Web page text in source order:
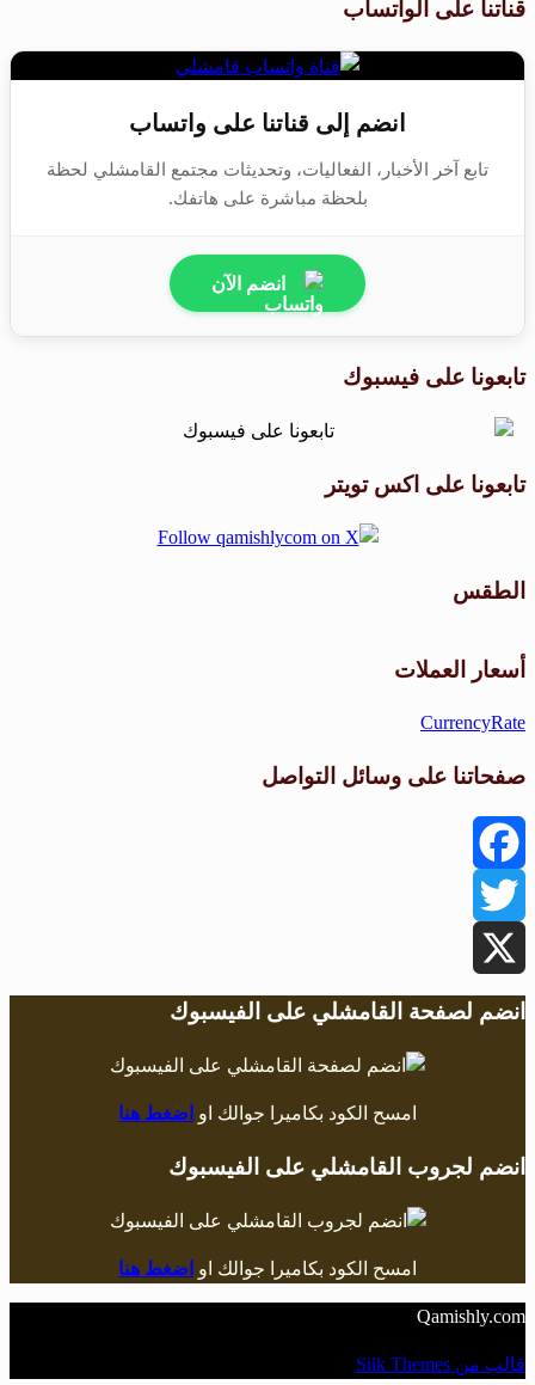
قناتنا على الواتساب
انضم إلى قناتنا على واتساب
تابع آخر الأخبار، الفعاليات، وتحديثات مجتمع القامشلي لحظة
بلحظة مباشرة على هاتفك.
انضم الآن
تابعونا على فيسبوك
تابعونا على اكس تويتر
الطقس
أسعار العملات
CurrencyRate
صفحاتنا على وسائل التواصل
Facebook
Twitter
X
انضم لصفحة القامشلي على الفيسبوك
امسح الكود بكاميرا جوالك او اضغط هنا
انضم لجروب القامشلي على الفيسبوك
امسح الكود بكاميرا جوالك او اضغط هنا
Qamishly.com
قالب من Silk Themes